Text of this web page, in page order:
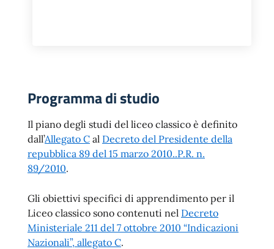
Programma di studio
Il piano degli studi del liceo classico è definito
dall’Allegato C al Decreto del Presidente della
repubblica 89 del 15 marzo 2010..P.R. n.
89/2010.
Gli obiettivi specifici di apprendimento per il
Liceo classico sono contenuti nel Decreto
Ministeriale 211 del 7 ottobre 2010 “Indicazioni
Nazionali”, allegato C.